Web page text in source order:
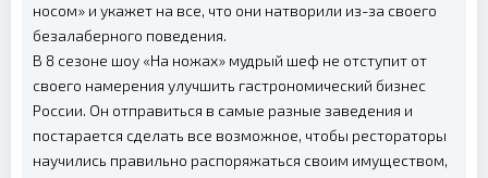
носом» и укажет на все, что они натворили из-за своего
безалаберного поведения.
В 8 сезоне шоу «На ножах» мудрый шеф не отступит от
своего намерения улучшить гастрономический бизнес
России. Он отправиться в самые разные заведения и
постарается сделать все возможное, чтобы рестораторы
научились правильно распоряжаться своим имуществом,